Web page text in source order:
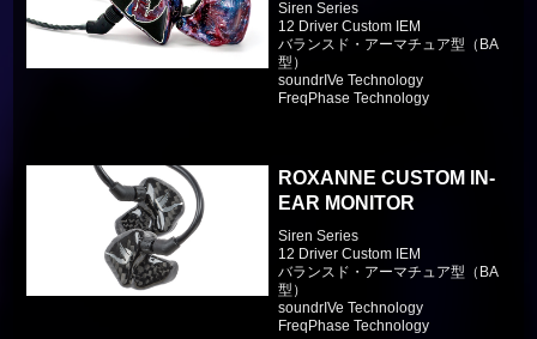
Siren Series
12 Driver Custom IEM
バランスド・アーマチュア型（BA
型）
soundrIVe Technology
FreqPhase Technology
ROXANNE CUSTOM IN-
EAR MONITOR
Siren Series
12 Driver Custom IEM
バランスド・アーマチュア型（BA
型）
soundrIVe Technology
FreqPhase Technology